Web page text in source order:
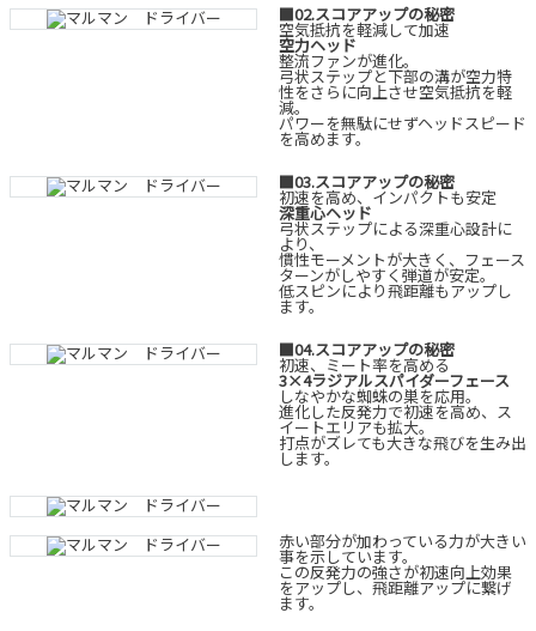
■02.スコアアップの秘密
空気抵抗を軽減して加速
空力ヘッド
整流ファンが進化。
弓状ステップと下部の溝が空力特
性をさらに向上させ空気抵抗を軽
減。
パワーを無駄にせずヘッドスピード
を高めます。
■03.スコアアップの秘密
初速を高め、インパクトも安定
深重心ヘッド
弓状ステップによる深重心設計に
より、
慣性モーメントが大きく、フェース
ターンがしやすく弾道が安定。
低スピンにより飛距離もアップし
ます。
■04.スコアアップの秘密
初速、ミート率を高める
3×4ラジアルスパイダーフェース
しなやかな蜘蛛の巣を応用。
進化した反発力で初速を高め、ス
イートエリアも拡大。
打点がズレても大きな飛びを生み出
します。
赤い部分が加わっている力が大きい
事を示しています。
この反発力の強さが初速向上効果
をアップし、飛距離アップに繋げ
ます。